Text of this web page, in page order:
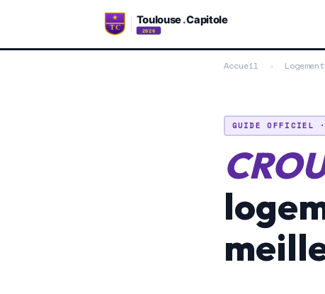
Accueil ›
GUIDE OFFICIEL